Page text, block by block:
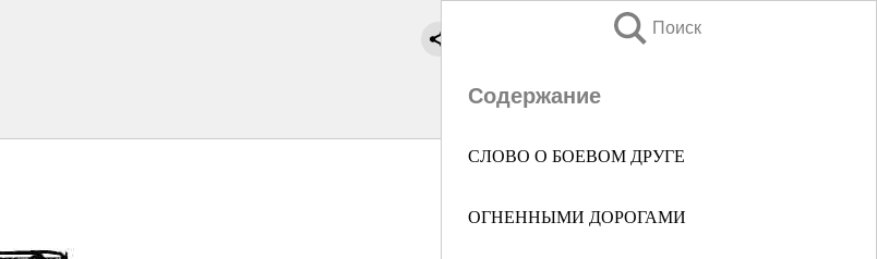
Поиск
Содержание
СЛОВО О БОЕВОМ ДРУГЕ
ОГНЕННЫМИ ДОРОГАМИ